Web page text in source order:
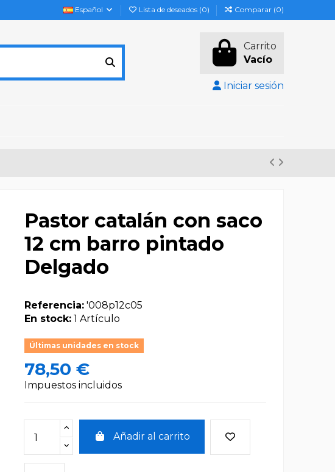
Español Lista de deseados (0) Comparar (0)
Carrito
Vacío
Iniciar sesión
Pastor catalán con saco
12 cm barro pintado
Delgado
Referencia: '008p12c05
En stock: 1 Artículo
Últimas unidades en stock
78,50 €
Impuestos incluidos
Añadir al carrito